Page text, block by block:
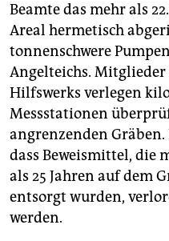
Beamte das mehr als
Areal hermetisch
tonnenschwere
Angelteichs. Mitglieder
Hilfswerks verlegen
Messstationen
angrenzenden
dass Beweismittel, die
als 25 Jahren auf dem
entsorgt wurden,
werden.